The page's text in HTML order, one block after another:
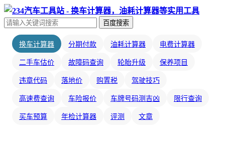
百度搜索
换车计算器 分期付款 油耗计算器 电费计算器
二手车估价 故障码查询 轮胎升级 保养项目
违章代码 落地价 购置税 驾驶技巧
高速费查询 车险报价 车牌号码测吉凶 限行查询
买车预算 年检计算器 评测 文章